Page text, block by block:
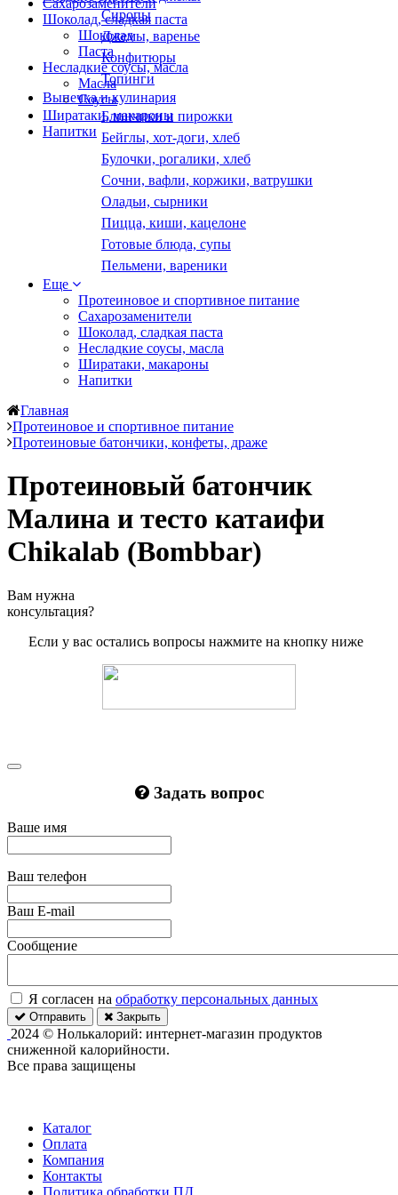
Сахарозаменители
Шоколад, сладкая паста
Шоколад
Паста
Несладкие соусы, масла
Масла
Соусы
Ширатаки, макароны
Напитки
Сиропы
Джемы, варенье
Конфитюры
Топинги
Выпечка и кулинария
Блинчики и пирожки
Бейглы, хот-доги, хлеб
Булочки, рогалики, хлеб
Сочни, вафли, коржики, ватрушки
Оладьи, сырники
Пицца, киши, кацелоне
Готовые блюда, супы
Пельмени, вареники
Еще
Протеиновое и спортивное питание
Сахарозаменители
Шоколад, сладкая паста
Несладкие соусы, масла
Ширатаки, макароны
Напитки
Главная
Протеиновое и спортивное питание
Протеиновые батончики, конфеты, драже
Протеиновый батончик
Малина и тесто катаифи
Chikalab (Bombbar)
Вам нужна
консультация?
Если у вас остались вопросы нажмите на кнопку ниже
Задать вопрос
Ваше имя
Ваш телефон
Ваш E-mail
Сообщение
Я согласен на обработку персональных данных
Отправить Закрыть
2024 © Нолькалорий: интернет-магазин продуктов
сниженной калорийности.
Все права защищены
Каталог
Оплата
Компания
Контакты
Политика обработки ПД